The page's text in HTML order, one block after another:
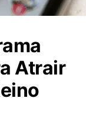
Atrair